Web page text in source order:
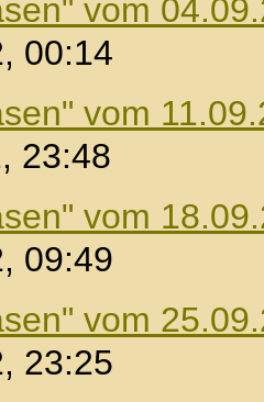
vom
00:14
vom
23:48
vom
09:49
vom
23:25